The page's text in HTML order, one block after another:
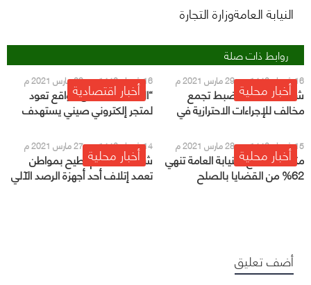
النيابة العامةوزارة التجارة
روابط ذات صلة
أخبار محلية16 شعبان 1442 هـ - 29 مارس 2021 م
شرطة الشرقية: ضبط تجمع
مخالف للإجراءات الاحترازية في
قرية العليا
أخبار اقتصادية16 شعبان 1442 هـ - 29 مارس 2021 م
“التجارة” تحذر من مواقع تعود
لمتجر إلكتروني صيني يستهدف
السوق السعودي
أخبار محلية15 شعبان 1442 هـ - 28 مارس 2021 م
مكاتب الصلح بالنيابة العامة تنهي
62% من القضايا بالصلح
أخبار محلية14 شعبان 1442 هـ - 27 مارس 2021 م
شرطة القصيم تطيح بمواطن
تعمد إتلاف أحد أجهزة الرصد الآلي
أضف تعليق